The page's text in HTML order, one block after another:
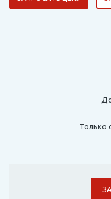
Только